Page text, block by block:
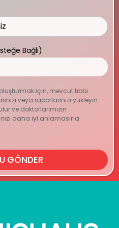
Bağlı)
için, mevcut tıbbi
veya raporlarınızı yükleyin.
ve doktorlarımızın
daha iyi anlamasına
GÖNDER